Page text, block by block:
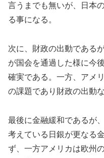
言うまでも無いが、日本
る事になる。
次に、財政の出動である
が国会を通過した様に今
確実である。一方、アメ
の課題であり財政の出動
最後に金融緩和であるが、
考えている日銀が更なる
ず、一方アメリカは欧州